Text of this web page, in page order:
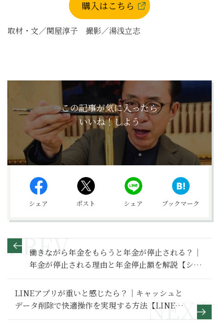
購入はこちら
取材・文／関屋淳子 撮影／湯浅立志
この記事が気に入ったら
いいね！しよう
シェア ポスト シェア ブックマーク
働きながら年金をもらうと年金が停止される？｜
年金が停止される理由と年金停止額を解説【シ
ン・会社のマナー】
LINEアプリが重いと感じたら？｜キャッシュと
データ削除で快適操作を実現する方法【LINE活
用基本のき】